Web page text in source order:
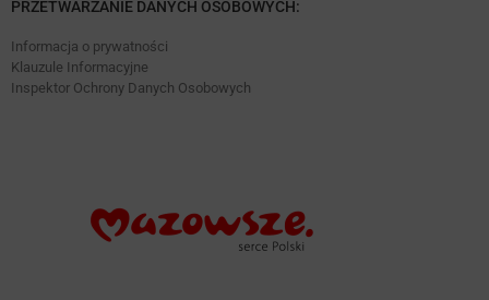
PRZETWARZANIE DANYCH OSOBOWYCH:
Informacja o prywatności
Klauzule Informacyjne
Inspektor Ochrony Danych Osobowych